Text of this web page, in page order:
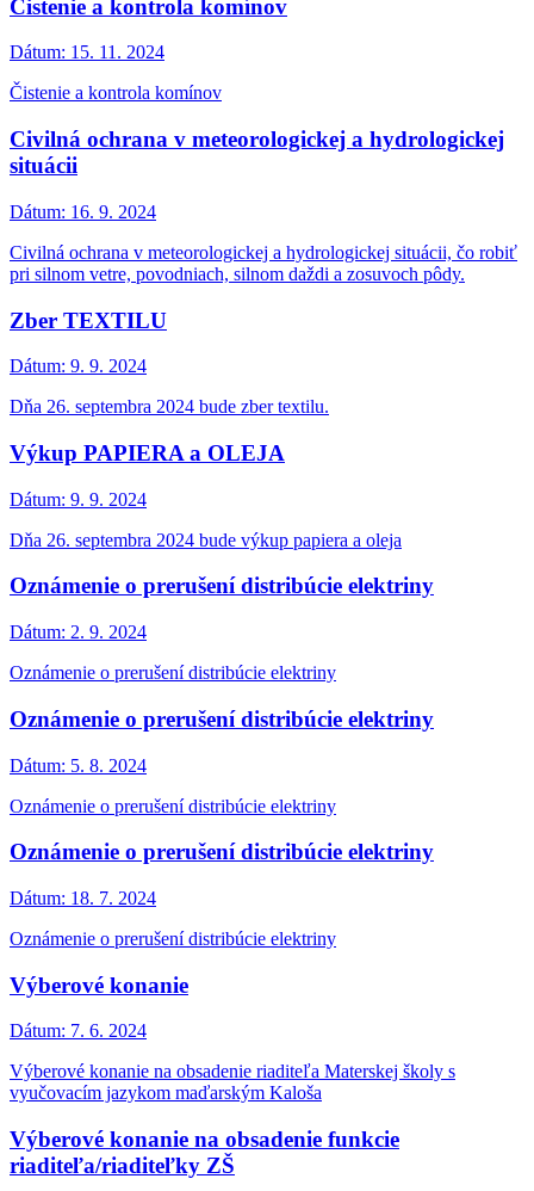
Čistenie a kontrola komínov
Dátum: 15. 11. 2024
Čistenie a kontrola komínov
Civilná ochrana v meteorologickej a hydrologickej
situácii
Dátum: 16. 9. 2024
Civilná ochrana v meteorologickej a hydrologickej situácii, čo robiť
pri silnom vetre, povodniach, silnom daždi a zosuvoch pôdy.
Zber TEXTILU
Dátum: 9. 9. 2024
Dňa 26. septembra 2024 bude zber textilu.
Výkup PAPIERA a OLEJA
Dátum: 9. 9. 2024
Dňa 26. septembra 2024 bude výkup papiera a oleja
Oznámenie o prerušení distribúcie elektriny
Dátum: 2. 9. 2024
Oznámenie o prerušení distribúcie elektriny
Oznámenie o prerušení distribúcie elektriny
Dátum: 5. 8. 2024
Oznámenie o prerušení distribúcie elektriny
Oznámenie o prerušení distribúcie elektriny
Dátum: 18. 7. 2024
Oznámenie o prerušení distribúcie elektriny
Výberové konanie
Dátum: 7. 6. 2024
Výberové konanie na obsadenie riaditeľa Materskej školy s
vyučovacím jazykom maďarským Kaloša
Výberové konanie na obsadenie funkcie
riaditeľa/riaditeľky ZŠ